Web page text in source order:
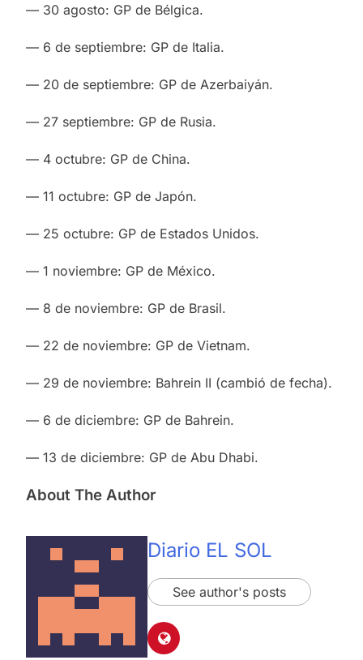
— 30 agosto: GP de Bélgica.
— 6 de septiembre: GP de Italia.
— 20 de septiembre: GP de Azerbaiyán.
— 27 septiembre: GP de Rusia.
— 4 octubre: GP de China.
— 11 octubre: GP de Japón.
— 25 octubre: GP de Estados Unidos.
— 1 noviembre: GP de México.
— 8 de noviembre: GP de Brasil.
— 22 de noviembre: GP de Vietnam.
— 29 de noviembre: Bahrein II (cambió de fecha).
— 6 de diciembre: GP de Bahrein.
— 13 de diciembre: GP de Abu Dhabi.
About The Author
Diario EL SOL
See author's posts